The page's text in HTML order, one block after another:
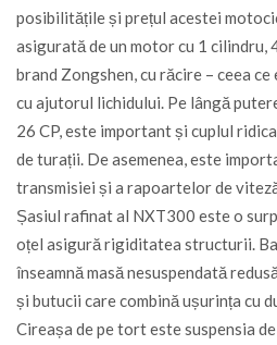
posibilitățile și prețul acestei
asigurată de un motor cu 1 cilindru,
brand Zongshen, cu răcire – ceea
cu ajutorul lichidului. Pe lângă
26 CP, este important și cuplul
de turații. De asemenea, este
transmisiei și a rapoartelor de
Șasiul rafinat al NXT300 este o
oțel asigură rigiditatea structurii.
înseamnă masă nesuspendată
și butucii care combină ușurința cu
Cireașa de pe tort este suspensia